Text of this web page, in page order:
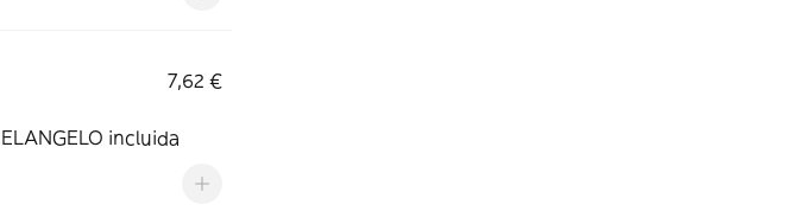
7,62 €
incluida